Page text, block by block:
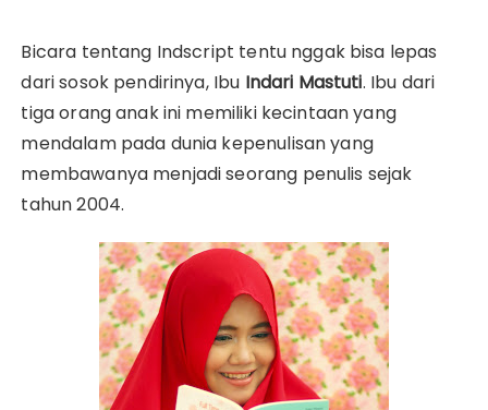
Bicara tentang Indscript tentu nggak bisa lepas
dari sosok pendirinya, Ibu Indari Mastuti. Ibu dari
tiga orang anak ini memiliki kecintaan yang
mendalam pada dunia kepenulisan yang
membawanya menjadi seorang penulis sejak
tahun 2004.